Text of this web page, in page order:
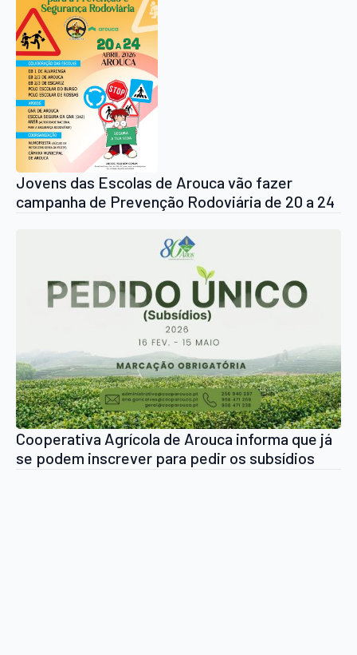
Jovens das Escolas de Arouca vão fazer
campanha de Prevenção Rodoviária de 20 a 24
Cooperativa Agrícola de Arouca informa que já
se podem inscrever para pedir os subsídios